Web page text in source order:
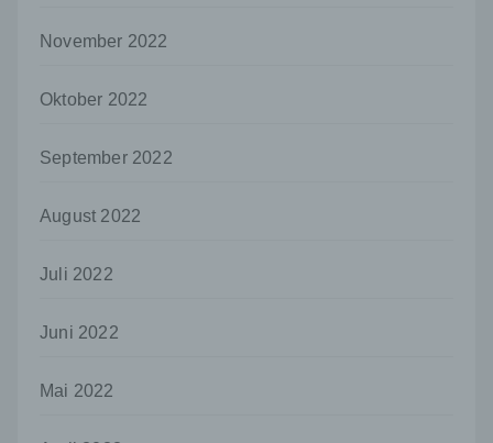
November 2022
Oktober 2022
September 2022
August 2022
Juli 2022
Juni 2022
Mai 2022
dem Unionsrecht oder dem Recht der
jedoch nicht als Empfänger.
Stelle außer der betroffenen Person, dem
unmittelbaren Verantwortung des
Auftragsverarbeiters befugt sind, die
k) Einwilligung